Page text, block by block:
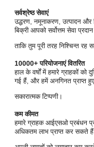
सर्वश्रेष्ठ सेवाएं
उद्धरण, नमूनाकरण, उत्पादन और
बिक्री आपको सर्वोत्तम सेवा
ताकि तुम पूरी तरह निश्चिन्त रह
10000+ परियोजनाएं वितरित
हाल के वर्षों में हमारे ग्राहकों
गई हैं, और हमें अनगिनत प्राप्त
सकारात्मक टिप्पणी।
कम कीमत
हमारे ग्राहक आईएसओ प्रबंधन
अधिकतम लाभ प्राप्त कर सकते हैं